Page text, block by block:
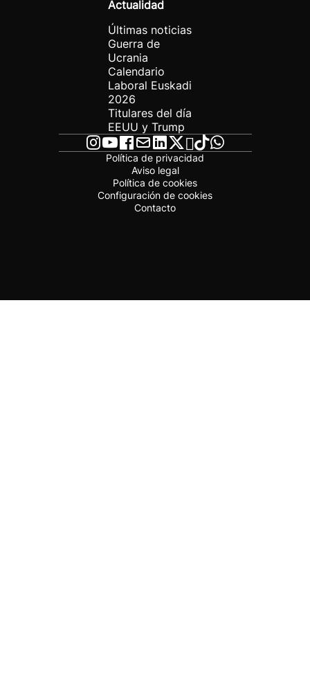
Actualidad
Últimas noticias
Guerra de
Ucrania
Calendario
Laboral Euskadi
2026
Titulares del día
EEUU y Trump
Política de privacidad
Aviso legal
Política de cookies
Configuración de cookies
Contacto